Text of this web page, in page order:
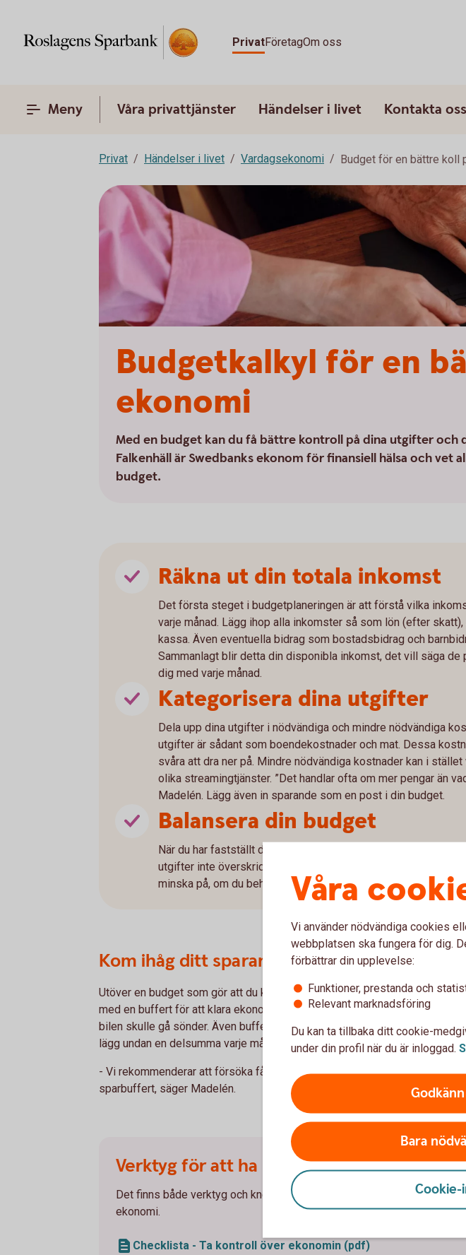
PrivatFöretagOm oss
Meny Våra privattjänster Händelser i livet Kontakta oss
Privat Händelser i livet Vardagsekonomi Budget för en bättre koll
Budgetkalkyl för en
ekonomi
Med en budget kan du få bättre kontroll på dina utgifter och
Falkenhäll är Swedbanks ekonom för finansiell hälsa och vet
budget.
Räkna ut din totala inkomst
Det första steget i budgetplaneringen är att förstå vilka
varje månad. Lägg ihop alla inkomster så som lön (efter
kassa. Även eventuella bidrag som bostadsbidrag och
Sammanlagt blir detta din disponibla inkomst, det vill säga de
dig med varje månad.
Kategorisera dina utgifter
Dela upp dina utgifter i nödvändiga och mindre nödvändiga
utgifter är sådant som boendekostnader och mat. Dessa
svåra att dra ner på. Mindre nödvändiga kostnader kan i
olika streamingtjänster. ”Det handlar ofta om mer pengar än
Madelén. Lägg även in sparande som en post i din budget.
Balansera din budget
När du har fastställt dina inkomster och utgifter är det dags att
utgifter inte överskrider dina inkomster. Se över vilka
minska på, om du behöver det, så att du i stället får pengar
Kom ihåg ditt sparande
Utöver en budget som gör att du kan hålla koll på din ekonomi varje månad
med en buffert för att klara ekonomin om något oförutsett händer, som att
bilen skulle gå sönder. Även bufferten bör du planera för i din budget om
lägg undan en delsumma varje månad.
- Vi rekommenderar att försöka få ihop minst motsvarande två
sparbuffert, säger Madelén.
Verktyg för att ha koll på budget
Det finns både verktyg och knep för att få bättre koll på sin
ekonomi.
Checklista - Ta kontroll över ekonomin (pdf)
Våra
Vi använder nödvändiga cookies
webbplatsen ska fungera för dig.
förbättrar din upplevelse:
Funktioner, prestanda och
Relevant marknadsföring
Du kan ta tillbaka ditt cookie-
under din profil när du är inloggad.
Bara
Cookie-